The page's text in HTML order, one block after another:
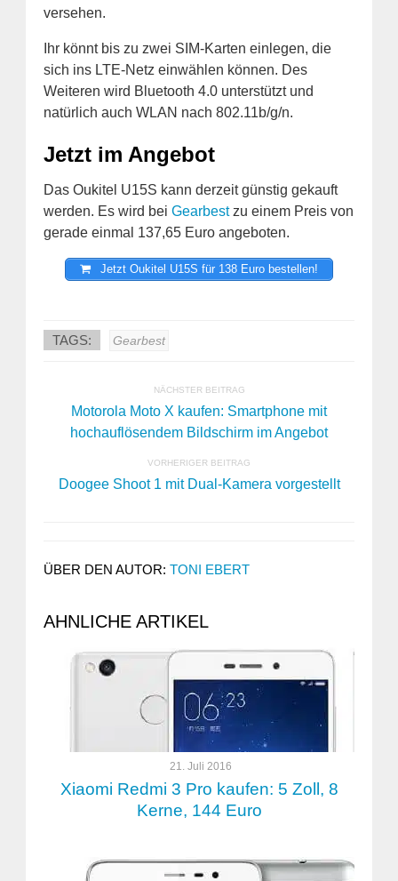
versehen.
Ihr könnt bis zu zwei SIM-Karten einlegen, die
sich ins LTE-Netz einwählen können. Des
Weiteren wird Bluetooth 4.0 unterstützt und
natürlich auch WLAN nach 802.11b/g/n.
Jetzt im Angebot
Das Oukitel U15S kann derzeit günstig gekauft
werden. Es wird bei Gearbestzu einem Preis von
gerade einmal 137,65 Euro angeboten.
Jetzt Oukitel U15S für 138 Euro bestellen!
TAGS: Gearbest
NÄCHSTER BEITRAG
Motorola Moto X kaufen: Smartphone mit
hochauflösendem Bildschirm im Angebot
VORHERIGER BEITRAG
Doogee Shoot 1 mit Dual-Kamera vorgestellt
ÜBER DEN AUTOR: TONI EBERT
AHNLICHE ARTIKEL
21. Juli 2016
Xiaomi Redmi 3 Pro kaufen: 5 Zoll, 8
Kerne, 144 Euro